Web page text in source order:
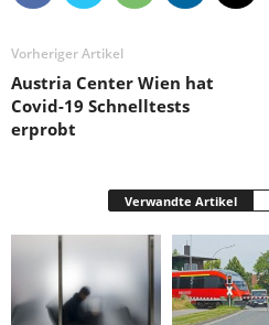
Vorheriger Artikel
Austria Center Wien hat
Covid-19 Schnelltests
erprobt
Verwandte Artikel